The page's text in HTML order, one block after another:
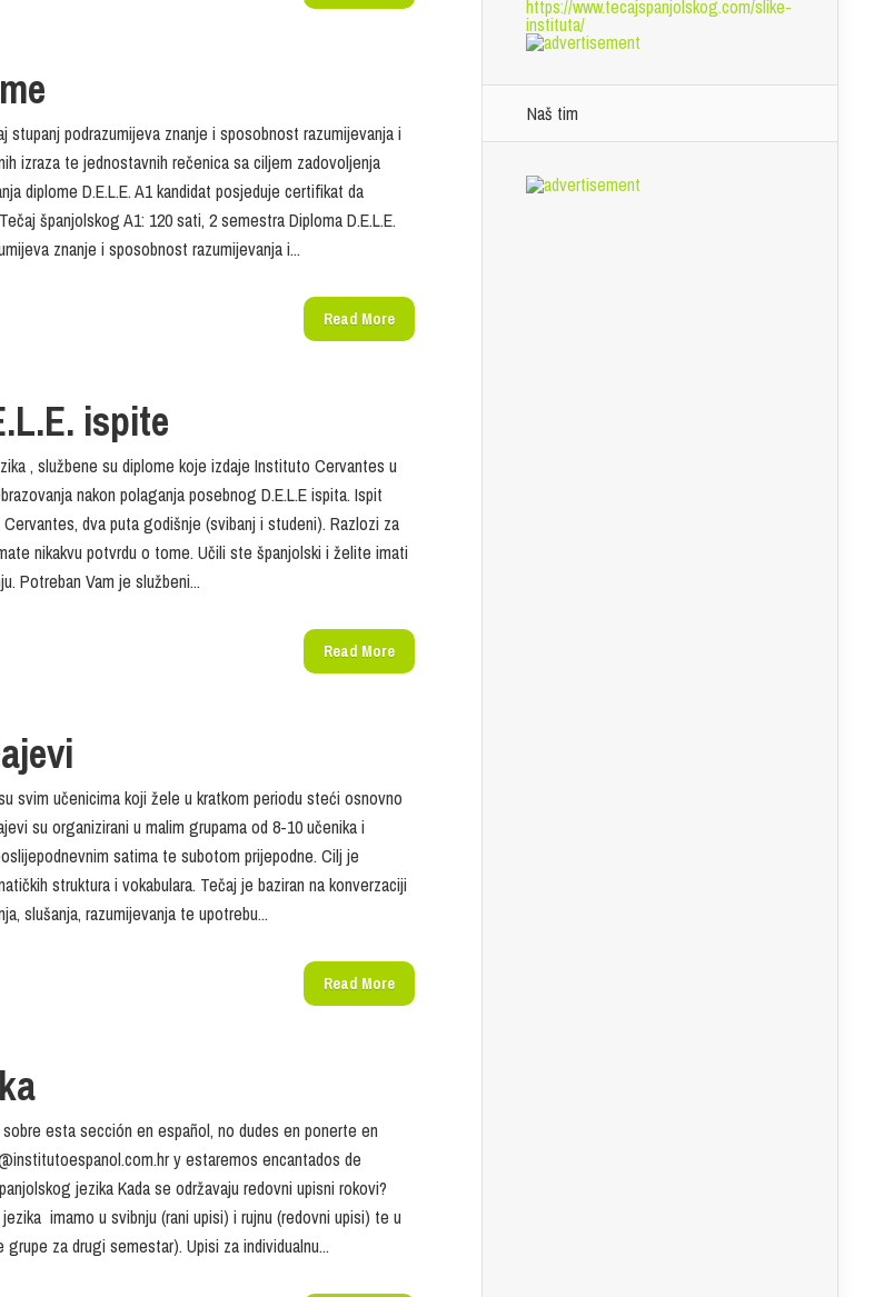
stupanj podrazumijeva znanje i sposobnost razumijevanja i
izraza te jednostavnih rečenica sa ciljem zadovoljenja
diplome D.E.L.E. A1 kandidat posjeduje certifikat da
španjolskog A1: 120 sati, 2 semestra Diploma D.E.L.E.
znanje i sposobnost razumijevanja i...
Read More
ispite
, službene su diplome koje izdaje Instituto Cervantes u
nakon polaganja posebnog D.E.L.E ispita. Ispit
dva puta godišnje (svibanj i studeni). Razlozi za
nikakvu potvrdu o tome. Učili ste španjolski i želite imati
Potreban Vam je službeni...
Read More
svim učenicima koji žele u kratkom periodu steći osnovno
su organizirani u malim grupama od 8-10 učenika i
satima te subotom prijepodne. Cilj je
struktura i vokabulara. Tečaj je baziran na konverzaciji
slušanja, razumijevanja te upotrebu...
Read More
esta sección en español, no dudes en ponerte en
y estaremos encantados de
jezika Kada se održavaju redovni upisni rokovi?
imamo u svibnju (rani upisi) i rujnu (redovni upisi) te u
za drugi semestar). Upisi za individualnu...
Naš tim